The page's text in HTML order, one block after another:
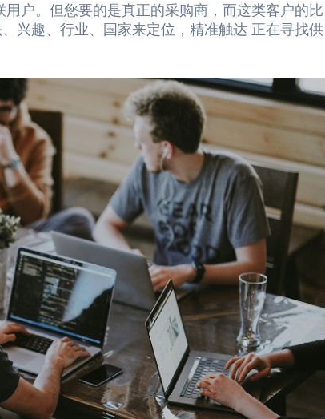
户。但您要的是真正的采购商，而这类客户的比
兴趣、行业、国家来定位，精准触达 正在寻找供